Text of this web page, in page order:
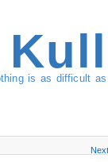
is as difficult